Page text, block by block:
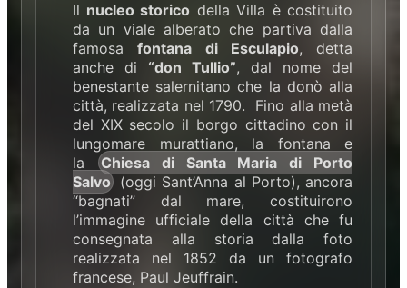
Il nucleo storico della Villa è costituito
da un viale alberato che partiva dalla
famosafontana di Esculapio, detta
anche di “don Tullio”, dal nome del
benestante salernitano che la donò alla
città, realizzata nel 1790. Fino alla metà
del XIX secolo il borgo cittadino con il
lungomare murattiano, la fontana e
la
Chiesa di Santa Maria di Porto
Salvo (oggi Sant’Anna al Porto), ancora
“bagnati” dal mare, costituirono
l’immagine ufficiale della città che fu
consegnata alla storia dalla foto
realizzata nel 1852 da un fotografo
francese, Paul Jeuffrain.